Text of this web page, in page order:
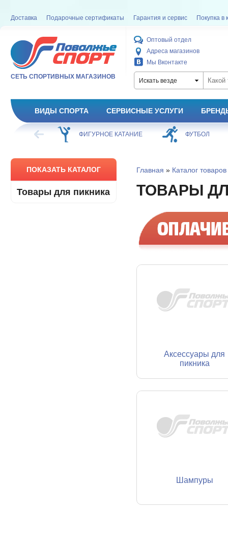
Доставка Подарочные сертификаты Гарантия и сервис Покупка в
СЕТЬ СПОРТИВНЫХ МАГАЗИНОВ
Оптовый отдел
Адреса магазинов
Мы Вконтакте
Искать везде
ВИДЫ СПОРТА СЕРВИСНЫЕ УСЛУГИ
ХОККЕЙ ФИГУРНОЕ КАТАНИЕ ФУТБОЛ
ПОКАЗАТЬ КАТАЛОГ
Товары для пикника
Главная » Каталог товаров
ТОВАРЫ
Аксессуары для
пикника
Шампуры